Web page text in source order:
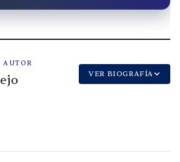
VER BIOGRAFÍA